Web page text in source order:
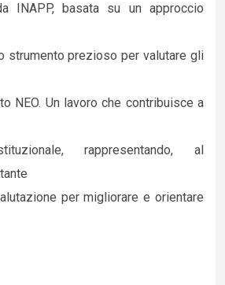
INAPP, basata su un approccio
strumento prezioso per valutare gli
NEO. Un lavoro che contribuisce a
rappresentando, al
per migliorare e orientare